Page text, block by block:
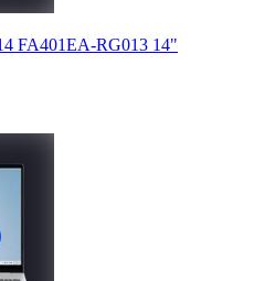
FA401EA-RG013 14"